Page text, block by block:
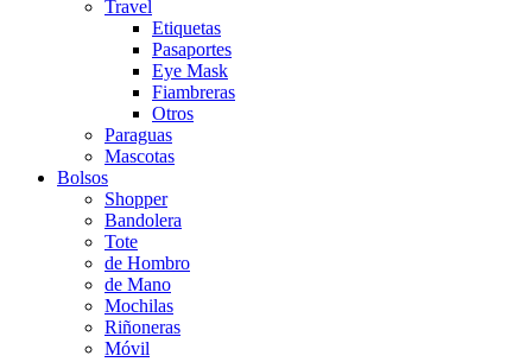
Travel
Etiquetas
Pasaportes
Eye Mask
Fiambreras
Otros
Paraguas
Mascotas
Bolsos
Shopper
Bandolera
Tote
de Hombro
de Mano
Mochilas
Riñoneras
Móvil